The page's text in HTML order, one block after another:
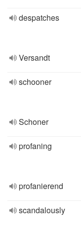
despatches
Versandt
schooner
Schoner
profaning
profanierend
scandalously